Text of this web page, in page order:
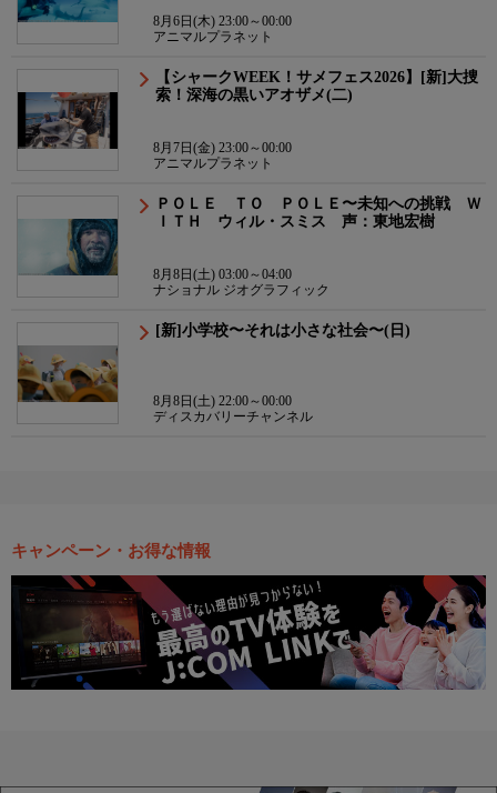
8月6日(木) 23:00～00:00
アニマルプラネット
【シャークWEEK！サメフェス2026】[新]大捜
索！深海の黒いアオザメ(二)
8月7日(金) 23:00～00:00
アニマルプラネット
ＰＯＬＥ ＴＯ ＰＯＬＥ〜未知への挑戦 Ｗ
ＩＴＨ ウィル・スミス 声：東地宏樹
8月8日(土) 03:00～04:00
ナショナル ジオグラフィック
[新]小学校〜それは小さな社会〜(日)
8月8日(土) 22:00～00:00
ディスカバリーチャンネル
キャンペーン・お得な情報